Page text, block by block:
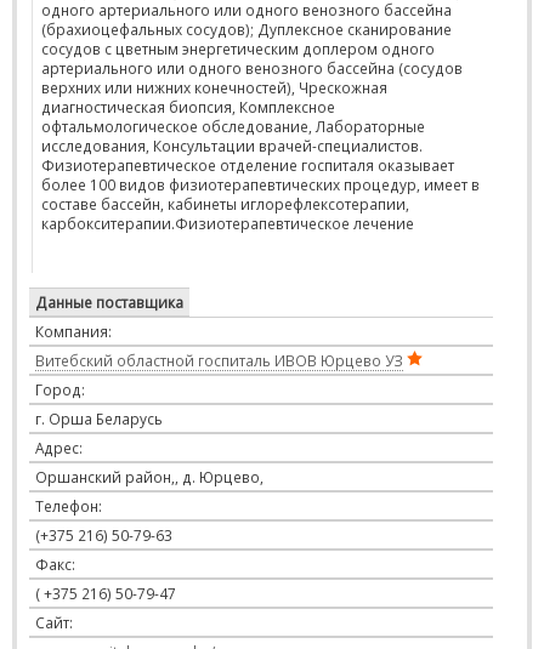
одного артериального или одного венозного бассейна
(брахиоцефальных сосудов); Дуплексное сканирование
сосудов с цветным энергетическим доплером одного
артериального или одного венозного бассейна (сосудов
верхних или нижних конечностей), Чрескожная
диагностическая биопсия, Комплексное
офтальмологическое обследование, Лабораторные
исследования, Консультации врачей-специалистов.
Физиотерапевтическое отделение госпиталя оказывает
более 100 видов физиотерапевтических процедур, имеет в
составе бассейн, кабинеты иглорефлексотерапии,
карбокситерапии.Физиотерапевтическое лечение
Данные поставщика
Компания:
Витебский областной госпиталь ИВОВ Юрцево УЗ
Город:
г. Орша Беларусь
Адрес:
Оршанский район,, д. Юрцево,
Телефон:
(+375 216) 50-79-63
Факс:
( +375 216) 50-79-47
Сайт: